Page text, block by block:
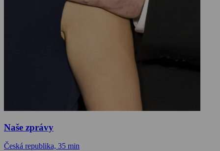
Naše zprávy
Česká republika, 35 min